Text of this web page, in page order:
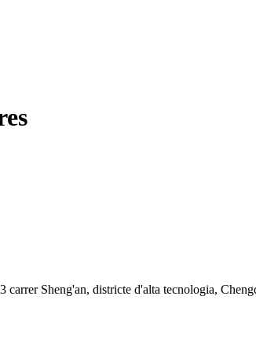
Sheng'an, districte d'alta tecnologia,